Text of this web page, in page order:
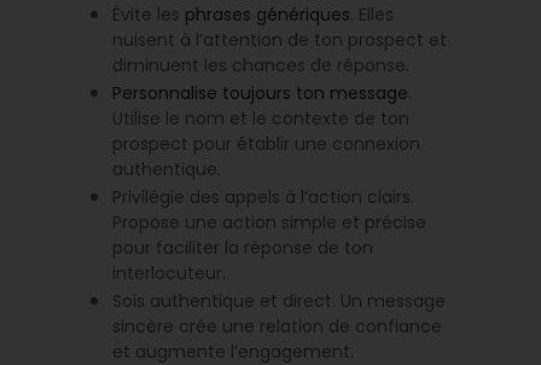
Évite les phrases génériques. Elles
nuisent à l’attention de ton prospect et
diminuent les chances de réponse.
Personnalise toujours ton message.
Utilise le nom et le contexte de ton
prospect pour établir une connexion
authentique.
Privilégie des appels à l’action clairs.
Propose une action simple et précise
pour faciliter la réponse de ton
interlocuteur.
Sois authentique et direct. Un message
sincère crée une relation de confiance
et augmente l’engagement.